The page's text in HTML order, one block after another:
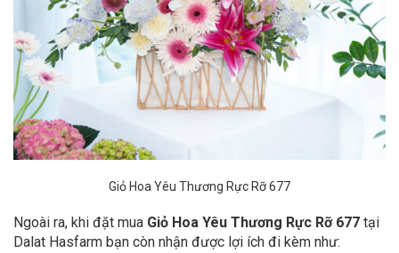
Giỏ Hoa Yêu Thương Rực Rỡ 677
Ngoài ra, khi đặt mua Giỏ Hoa Yêu Thương Rực Rỡ 677 tại
Dalat Hasfarm bạn còn nhận được lợi ích đi kèm như: